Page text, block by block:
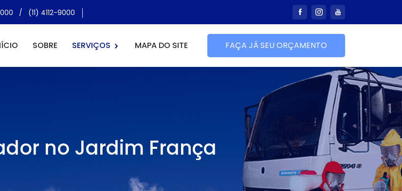
/ (11) 4112-9000
SOBRE SERVIÇOS MAPA DO SITE FAÇA JÁ SEU ORÇAMENTO
no Jardim França